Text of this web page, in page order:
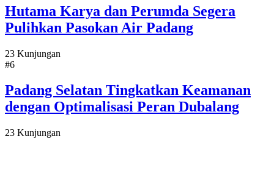
Hutama Karya dan Perumda Segera
Pulihkan Pasokan Air Padang
23 Kunjungan
#6
Padang Selatan Tingkatkan Keamanan
dengan Optimalisasi Peran Dubalang
23 Kunjungan